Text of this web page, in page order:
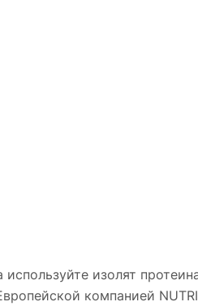
изолят
компанией